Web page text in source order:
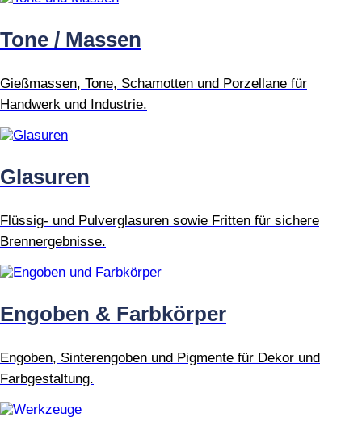
Tone / Massen
Gießmassen, Tone, Schamotten und Porzellane für
Handwerk und Industrie.
Glasuren
Flüssig- und Pulverglasuren sowie Fritten für sichere
Brennergebnisse.
Engoben & Farbkörper
Engoben, Sinterengoben und Pigmente für Dekor und
Farbgestaltung.